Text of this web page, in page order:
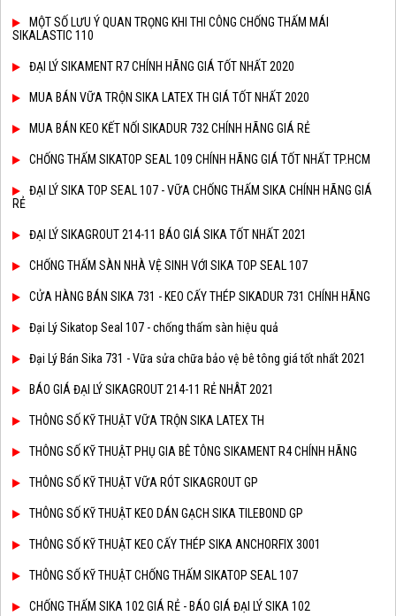
MỘT SỐ LƯU Ý QUAN TRỌNG KHI THI CÔNG CHỐNG THẤM MÁI
SIKALASTIC 110
ĐẠI LÝ SIKAMENT R7 CHÍNH HÃNG GIÁ TỐT NHẤT 2020
MUA BÁN VỮA TRỘN SIKA LATEX TH GIÁ TỐT NHẤT 2020
MUA BÁN KEO KẾT NỐI SIKADUR 732 CHÍNH HÃNG GIÁ RẺ
CHỐNG THẤM SIKATOP SEAL 109 CHÍNH HÃNG GIÁ TỐT NHẤT TP.HCM
ĐẠI LÝ SIKA TOP SEAL 107 - VỮA CHỐNG THẤM SIKA CHÍNH HÃNG GIÁ
RẺ
ĐẠI LÝ SIKAGROUT 214-11 BÁO GIÁ SIKA TỐT NHẤT 2021
CHỐNG THẤM SÀN NHÀ VỆ SINH VỚI SIKA TOP SEAL 107
CỬA HÀNG BÁN SIKA 731 - KEO CẤY THÉP SIKADUR 731 CHÍNH HÃNG
Đại Lý Sikatop Seal 107 - chống thấm sàn hiệu quả
Đại Lý Bán Sika 731 - Vữa sửa chữa bảo vệ bê tông giá tốt nhất 2021
BÁO GIÁ ĐẠI LÝ SIKAGROUT 214-11 RẺ NHÂT 2021
THÔNG SỐ KỸ THUẬT VỮA TRỘN SIKA LATEX TH
THÔNG SỐ KỸ THUẬT PHỤ GIA BÊ TÔNG SIKAMENT R4 CHÍNH HÃNG
THÔNG SỐ KỸ THUẬT VỮA RÓT SIKAGROUT GP
THÔNG SỐ KỸ THUẬT KEO DÁN GẠCH SIKA TILEBOND GP
THÔNG SỐ KỸ THUẬT KEO CẤY THÉP SIKA ANCHORFIX 3001
THÔNG SỐ KỸ THUẬT CHỐNG THẤM SIKATOP SEAL 107
CHỐNG THẤM SIKA 102 GIÁ RẺ - BÁO GIÁ ĐẠI LÝ SIKA 102